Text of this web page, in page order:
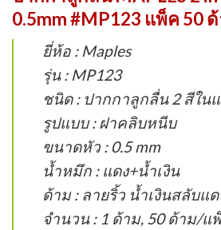
0.5mm #MP123 แพ็ค 50
ยี่ห้อ : Maples
รุ่น : MP123
ชนิด : ปากกาลูกลื่น 2 สีใน
รูปแบบ : ฝาคลิบหนีบ
ขนาดหัว : 0.5 mm
น้ำหมึก : แดง+น้ำเงิน
ด้าม : ลายริ้ว น้ำเงินสลับแด
จำนวน : 1 ด้าม, 50 ด้าม/แ